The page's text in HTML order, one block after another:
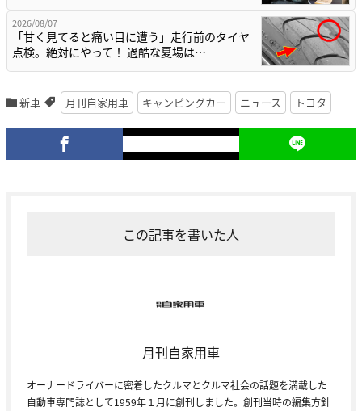
2026/08/07
「甘く見てると痛い目に遭う」走行前のタイヤ
点検。絶対にやって！ 過酷な夏場は…
新車 月刊自家用車 キャンピングカー ニュース トヨタ
この記事を書いた人
月刊自家用車
オーナードライバーに密着したクルマとクルマ社会の話題を満載した
自動車専門誌として1959年１月に創刊しました。創刊当時の編集方針